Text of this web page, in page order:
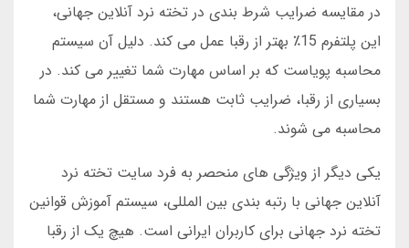
در مقایسه ضرایب شرط بندی در تخته نرد آنلاین جهانی،
این پلتفرم 15٪ بهتر از رقبا عمل می کند. دلیل آن سیستم
محاسبه پویاست که بر اساس مهارت شما تغییر می کند. در
بسیاری از رقبا، ضرایب ثابت هستند و مستقل از مهارت شما
محاسبه می شوند.
یکی دیگر از ویژگی های منحصر به فرد سایت تخته نرد
آنلاین جهانی با رتبه بندی بین المللی، سیستم آموزش قوانین
تخته نرد جهانی برای کاربران ایرانی است. هیچ یک از رقبا